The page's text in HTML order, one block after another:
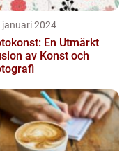
januari 2024
En Utmärkt
av Konst och